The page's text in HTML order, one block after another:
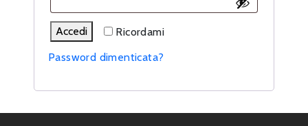
Ricordami
Accedi
Password dimenticata?